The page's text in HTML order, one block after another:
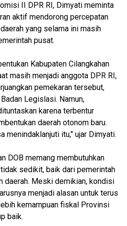
II DPR RI, Dimyati meminta
aktif mendorong percepatan
yang selama ini masih
pusat.
Kabupaten Cilangkahan
masih menjadi anggota DPR RI,
pemekaran tersebut,
Legislasi. Namun,
karena terbentur
daerah otonom baru.
menindaklanjuti itu," ujar Dimyati.
DOB memang membutuhkan
sedikit, baik dari pemerintah
daerah. Meski demikian, kondisi
menjadi alasan untuk terus
kemampuan fiskal Provinsi
baik.